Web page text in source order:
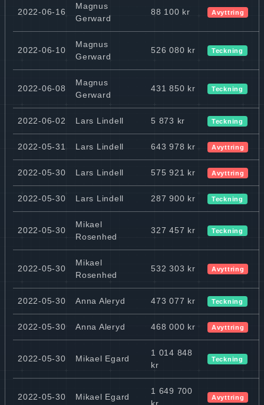
2022-06-16
Magnus
Gerward
88 100 kr Avyttring
2022-06-10
Magnus
Gerward
526 080 kr Teckning
2022-06-08
Magnus
Gerward
431 850 kr Teckning
2022-06-02 Lars Lindell 5 873 kr Teckning
2022-05-31 Lars Lindell 643 978 kr Avyttring
2022-05-30 Lars Lindell 575 921 kr Avyttring
2022-05-30 Lars Lindell 287 900 kr Teckning
2022-05-30
Mikael
Rosenhed
327 457 kr Teckning
2022-05-30
Mikael
Rosenhed
532 303 kr Avyttring
2022-05-30 Anna Aleryd 473 077 kr Teckning
2022-05-30 Anna Aleryd 468 000 kr Avyttring
2022-05-30 Mikael Egard
1 014 848
kr
Teckning
2022-05-30 Mikael Egard
1 649 700
Avyttring